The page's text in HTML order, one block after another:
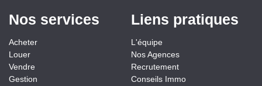
Nos services
Acheter
Louer
Vendre
Gestion
Liens pratiques
L'équipe
Nos Agences
Recrutement
Conseils Immo